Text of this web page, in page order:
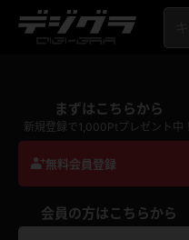
まずはこちらから
新規登録で1,000Ptプレゼント中！
無料会員登録
会員の方はこちらから